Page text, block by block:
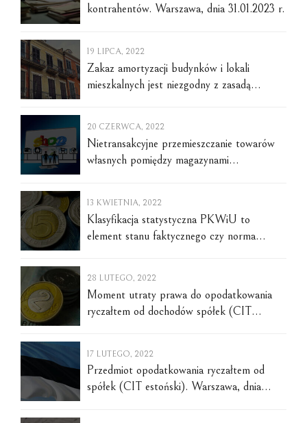
kontrahentów. Warszawa, dnia 31.01.2023 r.
19 LIPCA, 2022
Zakaz amortyzacji budynków i lokali
mieszkalnych jest niezgodny z zasadą
2022 r.
20 CZERWCA, 2022
Nietransakcyjne przemieszczanie towarów
własnych pomiędzy magazynami
Warszawa, dnia 3 czerwca 2023 r.
13 KWIETNIA, 2022
Klasyfikacja statystyczna PKWiU to
element stanu faktycznego czy norma
28 LUTEGO, 2022
Moment utraty prawa do opodatkowania
ryczałtem od dochodów spółek (CIT
17 LUTEGO, 2022
Przedmiot opodatkowania ryczałtem od
spółek (CIT estoński). Warszawa, dnia